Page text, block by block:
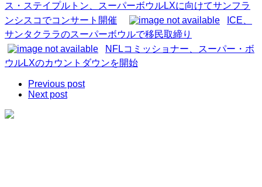
ス・ステイプルトン、スーパーボウルLXに向けてサンフラ
ンシスコでコンサート開催
ICE、
サンタクララのスーパーボウルで移民取締り
NFLコミッショナー、スーパー・ボ
ウルLXのカウントダウンを開始
Previous post
Next post